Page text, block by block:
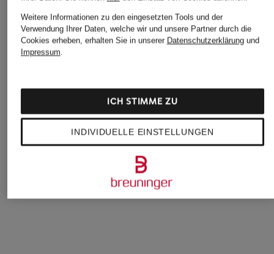
TOMMY HILFIGER
139,90 €
abro
Handtasche DALIA
164,99 €
Bestpreis:310,99 €
Weitere Informationen zu den eingesetzten Tools und der
Verwendung Ihrer Daten, welche wir und unsere Partner durch die
Cookies erheben, erhalten Sie in unserer Datenschutzerklärungund
Impressum.
INDIVIDUELLE EINSTELLUNGEN
ICH STIMME ZU